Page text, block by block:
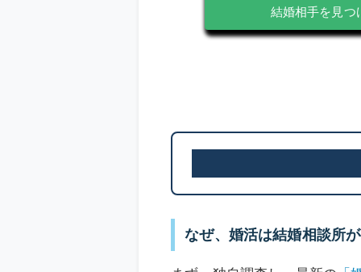
結婚相手を見つ
なぜ、婚活は結婚相談所